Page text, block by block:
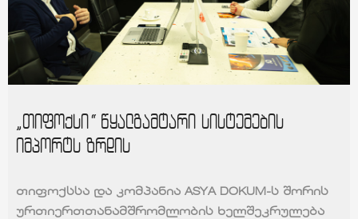
„თიფოქსი“ წყალგამტარი სისტემების
იმპორტს ზრდის
თიფოქსსა და კომპანია ASYA DOKUM-ს შორის
ურთიერთთანამშრომლობის ხელშეკრულება